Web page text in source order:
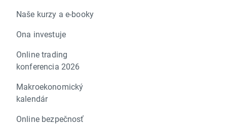
Naše kurzy a e-booky
Ona investuje
Online trading
konferencia 2026
Makroekonomický
kalendár
Online bezpečnosť